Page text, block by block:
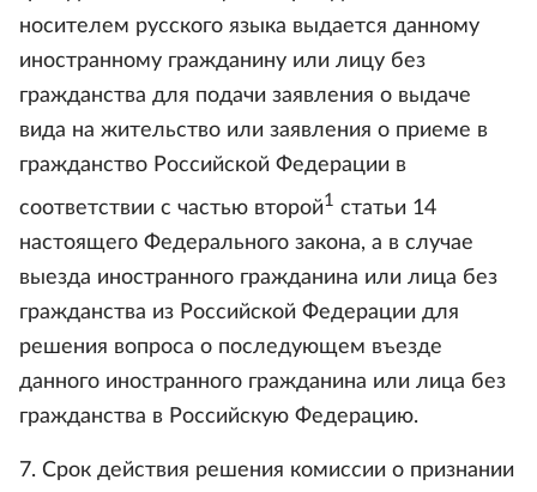
носителем русского языка выдается данному
иностранному гражданину или лицу без
гражданства для подачи заявления о выдаче
вида на жительство или заявления о приеме в
гражданство Российской Федерации в
соответствии с частью второй1 статьи 14
настоящего Федерального закона, а в случае
выезда иностранного гражданина или лица без
гражданства из Российской Федерации для
решения вопроса о последующем въезде
данного иностранного гражданина или лица без
гражданства в Российскую Федерацию.
7. Срок действия решения комиссии о признании